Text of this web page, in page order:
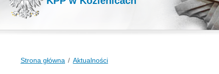
Strona główna Aktualności